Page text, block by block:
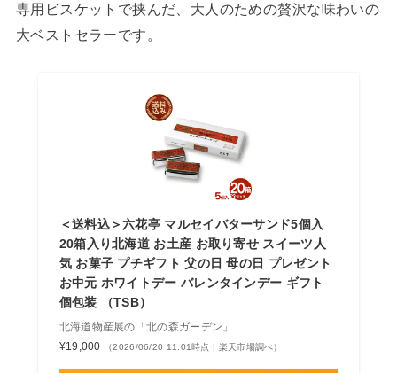
専用ビスケットで挟んだ、大人のための贅沢な味わいの
大ベストセラーです。
＜送料込＞六花亭 マルセイバターサンド5個入
20箱入り北海道 お土産 お取り寄せ スイーツ人
気 お菓子 プチギフト 父の日 母の日 プレゼント
お中元 ホワイトデー バレンタインデー ギフト
個包装 （TSB）
北海道物産展の「北の森ガーデン」
¥19,000
（2026/06/20 11:01時点 | 楽天市場調べ）